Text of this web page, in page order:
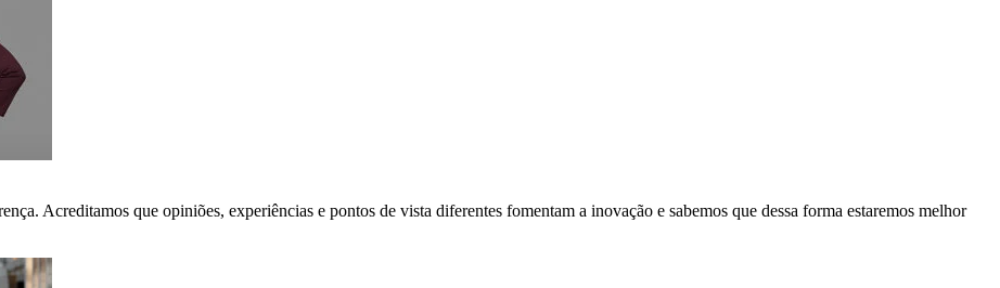
Acreditamos que opiniões, experiências e pontos de vista diferentes fomentam a inovação e sabemos que dessa forma estaremos melhor